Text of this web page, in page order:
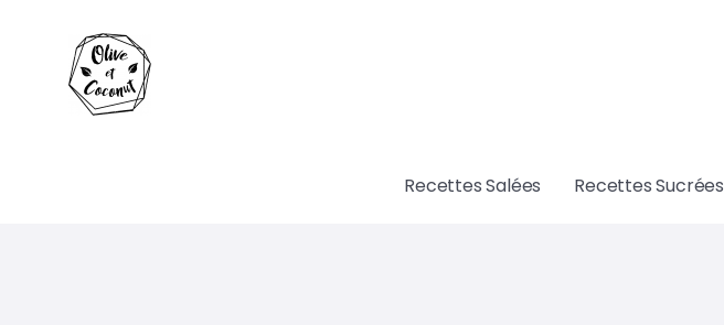
Recettes Salées Recettes Sucrées